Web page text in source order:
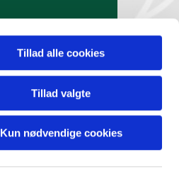
Tillad alle cookies
Tillad valgte
Kun nødvendige cookies